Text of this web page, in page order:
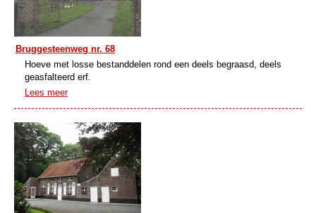
Bruggesteenweg nr. 68
Hoeve met losse bestanddelen rond een deels begraasd, deels
geasfalteerd erf.
Lees meer